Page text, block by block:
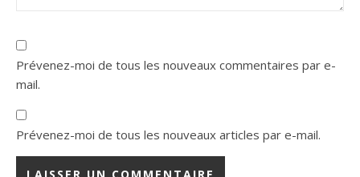
Prévenez-moi de tous les nouveaux commentaires par e-
mail.
Prévenez-moi de tous les nouveaux articles par e-mail.